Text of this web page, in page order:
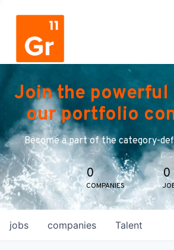
Join the powerful
our portfolio
Become a part of the category-
0
COMPANIES
0
jobs companies Talent